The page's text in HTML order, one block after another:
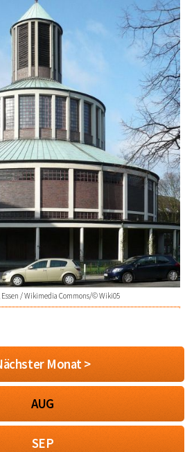
/ Wikimedia Commons/© Wiki05
Monat >
AUG
SEP